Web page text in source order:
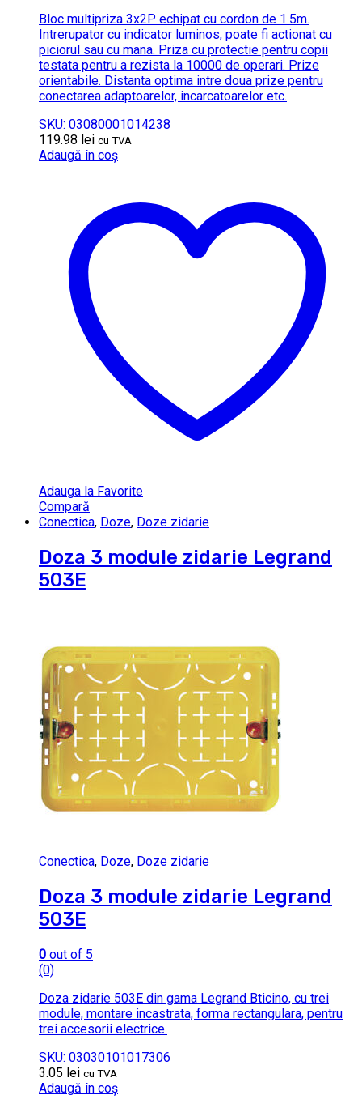
Bloc multipriza 3x2P echipat cu cordon de 1.5m.
Intrerupator cu indicator luminos, poate fi actionat cu
piciorul sau cu mana. Priza cu protectie pentru copii
testata pentru a rezista la 10000 de operari. Prize
orientabile. Distanta optima intre doua prize pentru
conectarea adaptoarelor, incarcatoarelor etc.
SKU: 03080001014238
119.98 lei cu TVA
Adaugă în coș
Adauga la Favorite
Compară
Conectica, Doze, Doze zidarie
Doza 3 module zidarie Legrand
503E
Conectica, Doze, Doze zidarie
Doza 3 module zidarie Legrand
503E
0 out of 5
(0)
Doza zidarie 503E din gama Legrand Bticino, cu trei
module, montare incastrata, forma rectangulara, pentru
trei accesorii electrice.
SKU: 03030101017306
3.05 lei cu TVA
Adaugă în coș